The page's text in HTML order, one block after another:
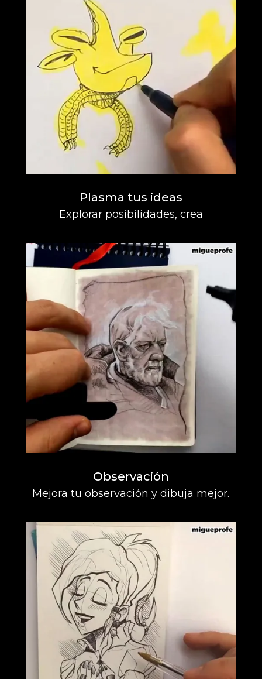
Plasma tus ideas
Explorar posibilidades, crea
Observación
Mejora tu observación y dibuja mejor.